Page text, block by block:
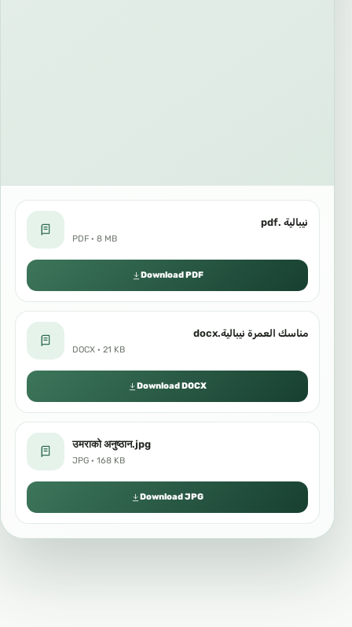
نيبالية .pdf
PDF · 8 MB
Download PDF
مناسك العمرة نيبالية.docx
DOCX · 21 KB
Download DOCX
उमराको अनुष्ठान.jpg
JPG · 168 KB
Download JPG